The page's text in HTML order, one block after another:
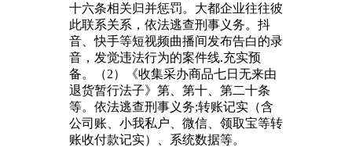
十六条相关归并惩罚。大都企业往往彼
此联系关系，依法逃查刑事义务。抖
音、快手等短视频曲播间发布告白的录
音，发觉违法行为的案件线.充实预
备。（2）《收集采办商品七日无来由
退货暂行法子》第、第十、第二十条
等。依法逃查刑事义务;转账记实（含
公司账、小我私户、微信、领取宝等转
账收付款记实）、系统数据等。